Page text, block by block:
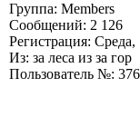
Группа: Members
Сообщений: 2 126
Регистрация:
Из: за леса из за гор
Пользователь №: 376